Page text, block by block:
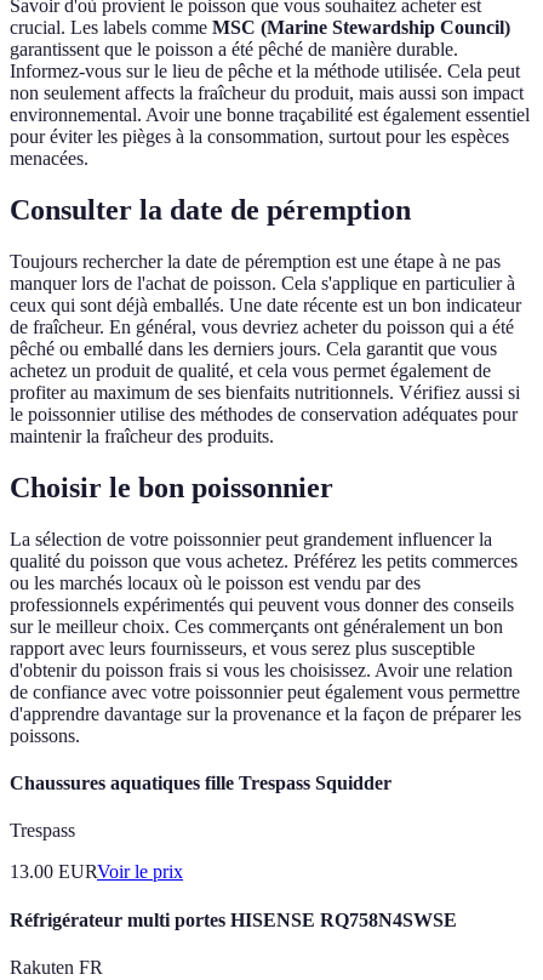
Savoir d'où provient le poisson que vous souhaitez acheter est
crucial. Les labels comme MSC (Marine Stewardship Council)
garantissent que le poisson a été pêché de manière durable.
Informez-vous sur le lieu de pêche et la méthode utilisée. Cela peut
non seulement affects la fraîcheur du produit, mais aussi son impact
environnemental. Avoir une bonne traçabilité est également essentiel
pour éviter les pièges à la consommation, surtout pour les espèces
menacées.
Consulter la date de péremption
Toujours rechercher la date de péremption est une étape à ne pas
manquer lors de l'achat de poisson. Cela s'applique en particulier à
ceux qui sont déjà emballés. Une date récente est un bon indicateur
de fraîcheur. En général, vous devriez acheter du poisson qui a été
pêché ou emballé dans les derniers jours. Cela garantit que vous
achetez un produit de qualité, et cela vous permet également de
profiter au maximum de ses bienfaits nutritionnels. Vérifiez aussi si
le poissonnier utilise des méthodes de conservation adéquates pour
maintenir la fraîcheur des produits.
Choisir le bon poissonnier
La sélection de votre poissonnier peut grandement influencer la
qualité du poisson que vous achetez. Préférez les petits commerces
ou les marchés locaux où le poisson est vendu par des
professionnels expérimentés qui peuvent vous donner des conseils
sur le meilleur choix. Ces commerçants ont généralement un bon
rapport avec leurs fournisseurs, et vous serez plus susceptible
d'obtenir du poisson frais si vous les choisissez. Avoir une relation
de confiance avec votre poissonnier peut également vous permettre
d'apprendre davantage sur la provenance et la façon de préparer les
poissons.
Chaussures aquatiques fille Trespass Squidder
Trespass
13.00 EURVoir le prix
Réfrigérateur multi portes HISENSE RQ758N4SWSE
Rakuten FR